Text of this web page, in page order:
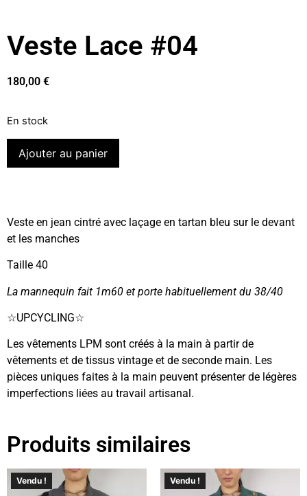
Veste Lace #04
180,00 €
En stock
Ajouter au panier
Veste en jean cintré avec laçage en tartan bleu sur le devant
et les manches
Taille 40
La mannequin fait 1m60 et porte habituellement du 38/40
☆UPCYCLING☆
Les vêtements LPM sont créés à la main à partir de
vêtements et de tissus vintage et de seconde main. Les
pièces uniques faites à la main peuvent présenter de légères
imperfections liées au travail artisanal.
Produits similaires
Vendu ! Vendu !